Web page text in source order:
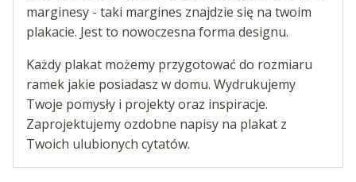
marginesy - taki margines znajdzie się na twoim
plakacie. Jest to nowoczesna forma designu.
Każdy plakat możemy przygotować do rozmiaru
ramek jakie posiadasz w domu. Wydrukujemy
Twoje pomysły i projekty oraz inspiracje.
Zaprojektujemy ozdobne napisy na plakat z
Twoich ulubionych cytatów.